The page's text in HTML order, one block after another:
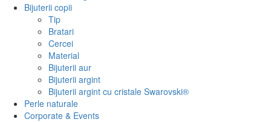
Bijuterii copii
Tip
Bratari
Cercei
Material
Bijuterii aur
Bijuterii argint
Bijuterii argint cu cristale Swarovski®
Perle naturale
Corporate & Events